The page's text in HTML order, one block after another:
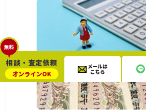
無料
オンラインOK
相談・査定依頼 メールは
こちら